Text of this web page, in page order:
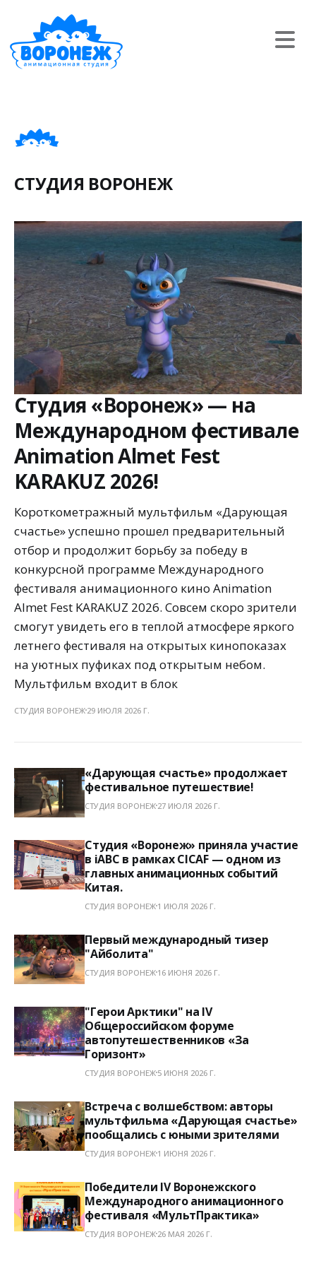
СТУДИЯ ВОРОНЕЖ
Студия «Воронеж» — на
Международном фестивале
Animation Almet Fest
KARAKUZ 2026!
Короткометражный мультфильм «Дарующая
счастье» успешно прошел предварительный
отбор и продолжит борьбу за победу в
конкурсной программе Международного
фестиваля анимационного кино Animation
Almet Fest KARAKUZ 2026. Совсем скоро зрители
смогут увидеть его в теплой атмосфере яркого
летнего фестиваля на открытых кинопоказах
на уютных пуфиках под открытым небом.
Мультфильм входит в блок
СТУДИЯ ВОРОНЕЖ 29 ИЮЛЯ 2026 Г.
«Дарующая счастье» продолжает
фестивальное путешествие!
СТУДИЯ ВОРОНЕЖ 27 ИЮЛЯ 2026 Г.
Студия «Воронеж» приняла участие
в iABC в рамках CICAF — одном из
главных анимационных событий
Китая.
СТУДИЯ ВОРОНЕЖ 1 ИЮЛЯ 2026 Г.
Первый международный тизер
"Айболита"
СТУДИЯ ВОРОНЕЖ 16 ИЮНЯ 2026 Г.
"Герои Арктики" на IV
Общероссийском форуме
автопутешественников «За
Горизонт»
СТУДИЯ ВОРОНЕЖ 5 ИЮНЯ 2026 Г.
Встреча с волшебством: авторы
мультфильма «Дарующая счастье»
пообщались с юными зрителями
СТУДИЯ ВОРОНЕЖ 1 ИЮНЯ 2026 Г.
Победители IV Воронежского
Международного анимационного
фестиваля «МультПрактика»
СТУДИЯ ВОРОНЕЖ 26 МАЯ 2026 Г.